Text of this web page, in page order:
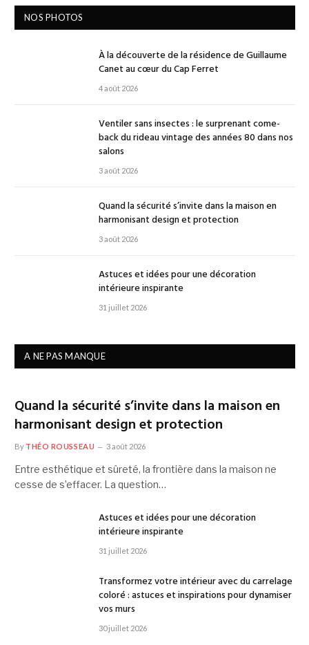
NOS PHOTOS
À la découverte de la résidence de Guillaume
Canet au cœur du Cap Ferret
4 août 2026
Ventiler sans insectes : le surprenant come-
back du rideau vintage des années 80 dans nos
salons
3 août 2026
Quand la sécurité s’invite dans la maison en
harmonisant design et protection
3 août 2026
Astuces et idées pour une décoration
intérieure inspirante
31 juillet 2026
A NE PAS MANQUE
Quand la sécurité s’invite dans la maison en
harmonisant design et protection
By THÉO ROUSSEAU 3 août 2026
Entre esthétique et sûreté, la frontière dans la maison ne
cesse de s’effacer. La question…
Astuces et idées pour une décoration
intérieure inspirante
31 juillet 2026
Transformez votre intérieur avec du carrelage
coloré : astuces et inspirations pour dynamiser
vos murs
30 juillet 2026